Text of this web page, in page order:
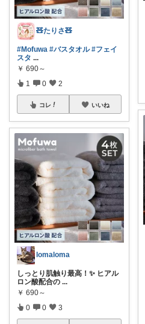
🧸たりさ🧸
#Mofuwa #バスタオル #フェイ
スタ ...
￥ 690～
1 0 2
コレ いいね
lomaloma
しっとり肌触り最高！✨ ヒアル
ロン酸配合の ...
￥ 690～
0 0 3